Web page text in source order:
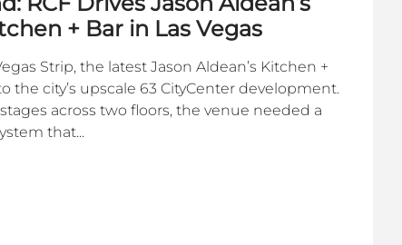
+ Bar in Las Vegas
Strip, the latest Jason Aldean’s Kitchen +
the city’s upscale 63 CityCenter development.
across two floors, the venue needed a
that...